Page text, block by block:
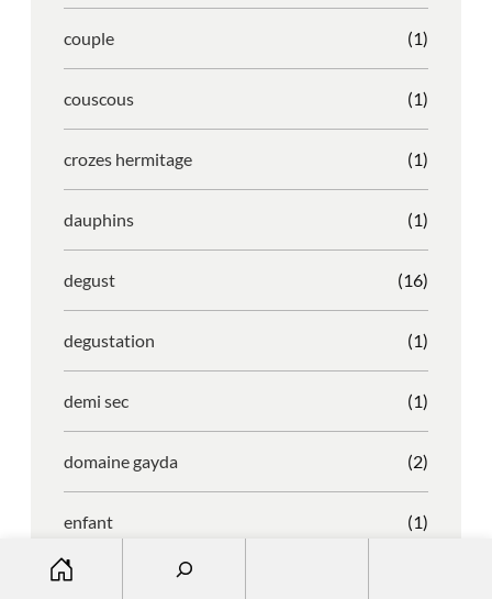
couple (1)
couscous (1)
crozes hermitage (1)
dauphins (1)
degust (16)
degustation (1)
demi sec (1)
domaine gayda (2)
enfant (1)
entreprise